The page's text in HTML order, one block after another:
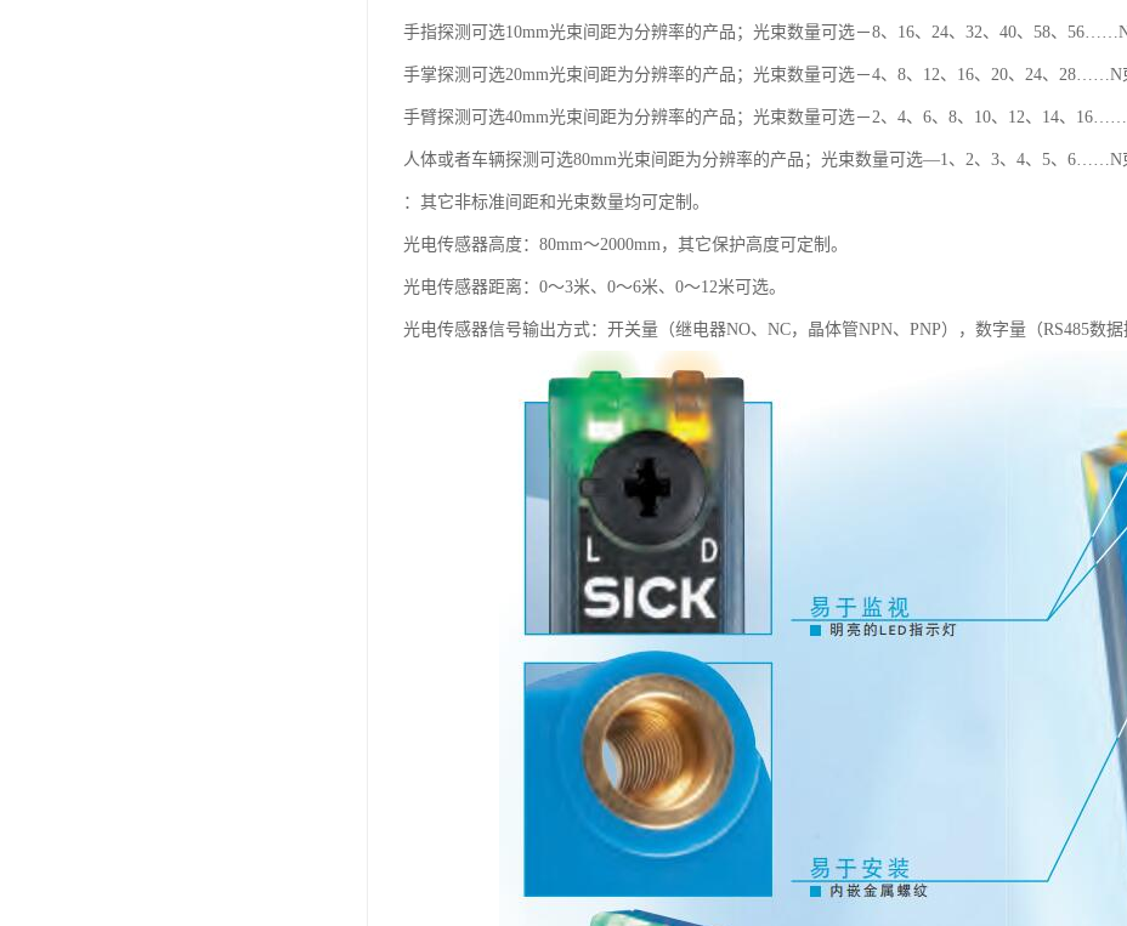
手指探测可选10mm光束间距为分辨率的产品；光束数量可选－8、16、24、32、40、58、
手掌探测可选20mm光束间距为分辨率的产品；光束数量可选－4、8、12、16、20、24、28……N
手臂探测可选40mm光束间距为分辨率的产品；光束数量可选－2、4、6、8、10、12、14、
人体或者车辆探测可选80mm光束间距为分辨率的产品；光束数量可选—1、2、3、4、5、6……N
：其它非标准间距和光束数量均可定制。
光电传感器高度：80mm～2000mm，其它保护高度可定制。
光电传感器距离：0～3米、0～6米、0～12米可选。
光电传感器信号输出方式：开关量（继电器NO、NC，晶体管NPN、PNP），数字量（RS485数